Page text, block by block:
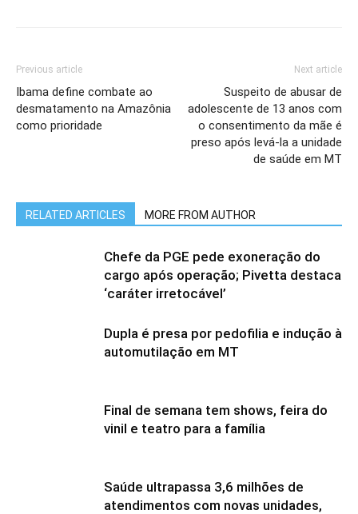
Previous article
Ibama define combate ao
desmatamento na Amazônia
como prioridade
Next article
Suspeito de abusar de
adolescente de 13 anos com
o consentimento da mãe é
preso após levá-la a unidade
de saúde em MT
RELATED ARTICLES MORE FROM AUTHOR
Chefe da PGE pede exoneração do
cargo após operação; Pivetta destaca
‘caráter irretocável’
Dupla é presa por pedofilia e indução à
automutilação em MT
Final de semana tem shows, feira do
vinil e teatro para a família
Saúde ultrapassa 3,6 milhões de
atendimentos com novas unidades,